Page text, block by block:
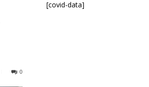
0
[covid-data]